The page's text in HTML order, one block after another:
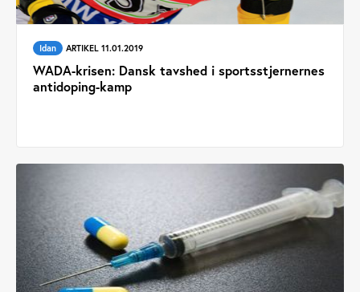
Idan ARTIKEL 11.01.2019
WADA-krisen: Dansk tavshed i sportsstjernernes
antidoping-kamp